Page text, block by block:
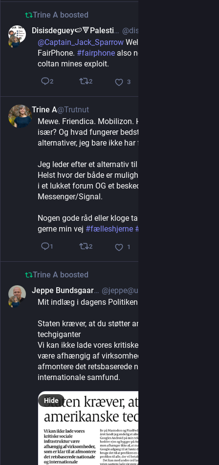
Trine A boosted
Disisdeguey🍉🔻PalestineAction🇵🇸
@Captain_Jack_Sparrow Well you have the
FairPhone. #fairphone also not contributing to
coltan mines exploit.
2 2 3
Trine A@Trutnut
Mewe. Friendica. Mobilizon. Hvad kan de hvert
især? Og hvad fungerer bedst? Findes der andre
alternativer, jeg bare ikke har fået øje på?
Jeg leder efter et alternativ til Facebook-grupper.
Helst hvor der både er mulighed for at dele opslag
i et lukket forum OG et beskedsystem a la
Messenger/Signal.
Nogen gode råd eller kloge tanker? Så send dem
gerne min vej #fælleshjerne #
1 2 1
Trine A boosted
Jeppe Bundsgaard på Mastodon
Mit indlæg i dagens Politiken:
Staten kræver, at du støtter amerikanske
techgiganter
Vi kan ikke lade vores kritiske sociale infrastruktur
være afhængig af virksomheder, som er klar til at
afmontere det retsbaserede nationale og
internationale samfund.
Hide